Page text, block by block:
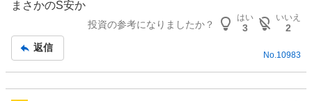
示
事
まさかのS安か
投資の参考になりましたか？
はい
3
いいえ
2
返信
No. 10983